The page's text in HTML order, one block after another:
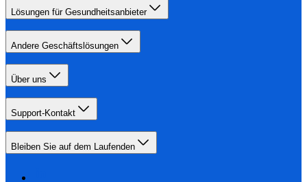
Lösungen für Gesundheitsanbieter
Andere Geschäftslösungen
Über uns
Support-Kontakt
Bleiben Sie auf dem Laufenden